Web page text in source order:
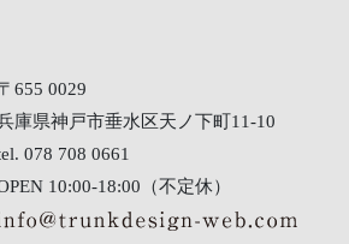
655 0029
庫県神戸市垂水区天ノ下町11-10
078 708 0661
10:00-18:00（不定休）